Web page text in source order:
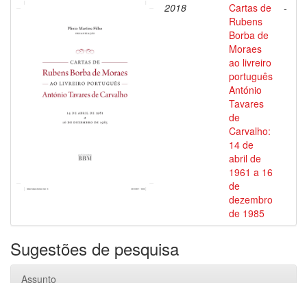
2018
Cartas de
Rubens
Borba de
Moraes
ao livreiro
português
António
Tavares
de
Carvalho:
14 de
abril de
1961 a 16
de
dezembro
de 1985
-
Sugestões de pesquisa
Assunto